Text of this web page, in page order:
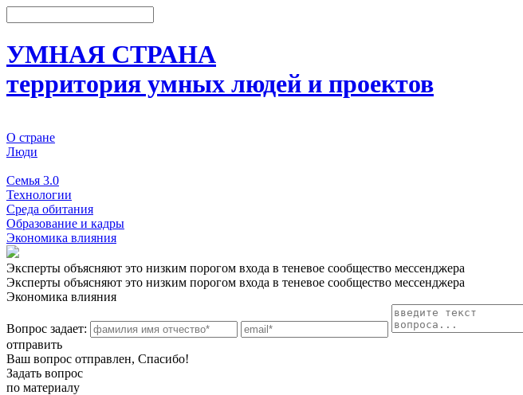
УМНАЯ СТРАНА
территория умных людей и проектов
О стране
Люди
Семья 3.0
Технологии
Среда обитания
Образование и кадры
Экономика влияния
Эксперты объясняют это низким порогом входа в теневое сообщество мессенджера
Эксперты объясняют это низким порогом входа в теневое сообщество мессенджера
Экономика влияния
Вопрос задает:
отправить
Ваш вопрос отправлен, Спасибо!
Задать вопрос
по материалу